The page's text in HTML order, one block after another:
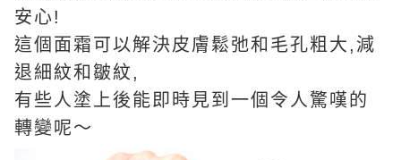
安心!
這個面霜可以解決皮膚鬆弛和毛孔粗大,減
退細紋和皺紋,
有些人塗上後能即時見到一個令人驚嘆的
轉變呢～